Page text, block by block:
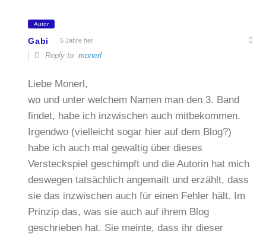
Autor
Gabi 5 Jahre her
Reply tomonerl
Liebe Monerl,
wo und unter welchem Namen man den 3. Band
findet, habe ich inzwischen auch mitbekommen.
Irgendwo (vielleicht sogar hier auf dem Blog?)
habe ich auch mal gewaltig über dieses
Versteckspiel geschimpft und die Autorin hat mich
deswegen tatsächlich angemailt und erzählt, dass
sie das inzwischen auch für einen Fehler hält. Im
Prinzip das, was sie auch auf ihrem Blog
geschrieben hat. Sie meinte, dass ihr dieser